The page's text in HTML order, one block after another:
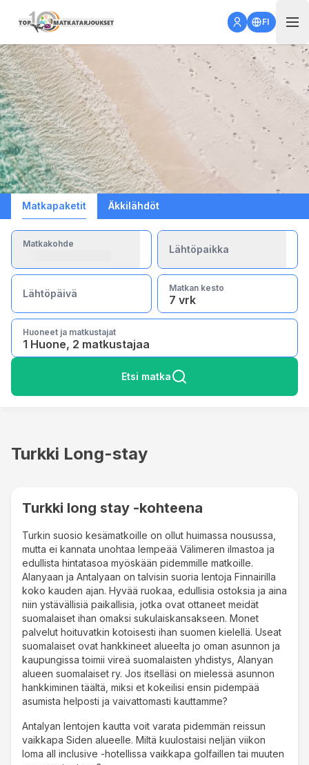
FI
Matkapaketit Äkkilähdöt
Matkakohde Lähtöpaikka
Lähtöpäivä 7 vrk
Matkan kesto
1 Huone, 2 matkustajaa
Huoneet ja matkustajat
Etsi matka
Turkki Long-stay
Turkki long stay -kohteena
Turkin suosio kesämatkoille on ollut huimassa nousussa,
mutta ei kannata unohtaa lempeää Välimeren ilmastoa ja
edullista hintatasoa myöskään pidemmille matkoille.
Alanyaan ja Antalyaan on talvisin suoria lentoja Finnairilla
koko kauden ajan. Hyvää ruokaa, edullisia ostoksia ja aina
niin ystävällisiä paikallisia, jotka ovat ottaneet meidät
suomalaiset ihan omaksi sukulaiskansakseen. Monet
palvelut hoituvatkin kotoisesti ihan suomen kielellä. Useat
suomalaiset ovat hankkineet alueelta jo oman asunnon ja
kaupungissa toimii vireä suomalaisten yhdistys, Alanyan
alueen suomalaiset ry. Jos itselläsi on mielessä asunnon
hankkiminen täältä, miksi et kokeilisi ensin pidempää
asumista helposti ja vaivattomasti kauttamme?
Antalyan lentojen kautta voit varata pidemmän reissun
vaikkapa Siden alueelle. Miltä kuulostaisi neljän viikon
loma all inclusive -hotellissa vaikkapa golfaillen tai muuten